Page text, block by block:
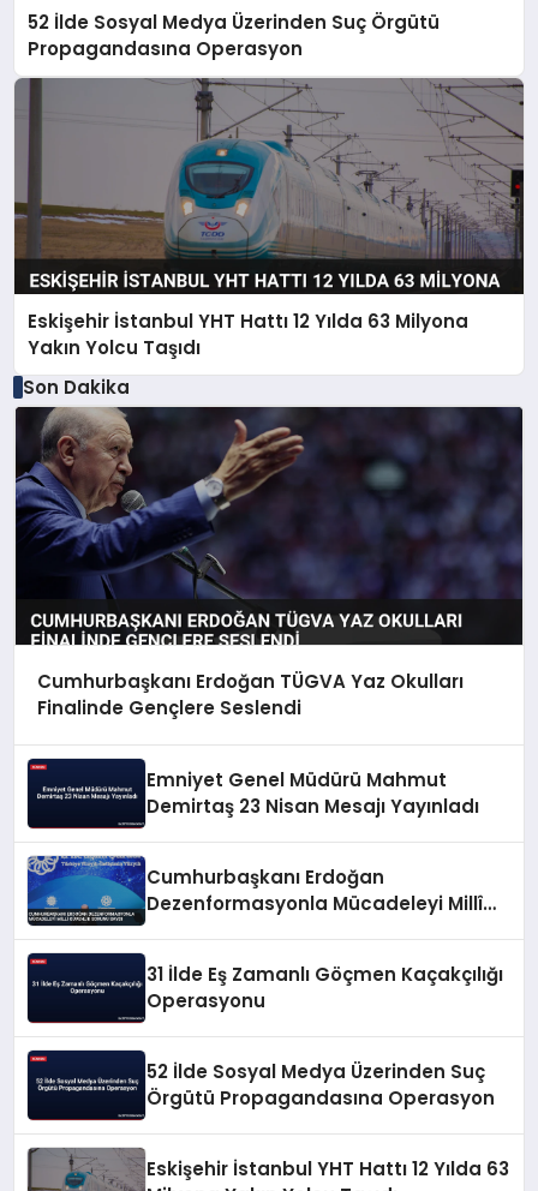
52 İlde Sosyal Medya Üzerinden Suç Örgütü
Propagandasına Operasyon
Eskişehir İstanbul YHT Hattı 12 Yılda 63 Milyona
Yakın Yolcu Taşıdı
Son Dakika
Cumhurbaşkanı Erdoğan TÜGVA Yaz Okulları
Finalinde Gençlere Seslendi
Emniyet Genel Müdürü Mahmut
Demirtaş 23 Nisan Mesajı Yayınladı
Cumhurbaşkanı Erdoğan
Dezenformasyonla Mücadeleyi Millî
31 İlde Eş Zamanlı Göçmen Kaçakçılığı
Operasyonu
52 İlde Sosyal Medya Üzerinden Suç
Örgütü Propagandasına Operasyon
Eskişehir İstanbul YHT Hattı 12 Yılda 63